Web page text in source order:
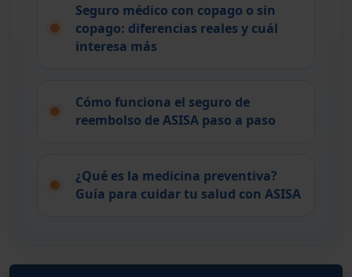
Seguro médico con copago o sin
copago: diferencias reales y cuál
interesa más
Cómo funciona el seguro de
reembolso de ASISA paso a paso
¿Qué es la medicina preventiva?
Guía para cuidar tu salud con ASISA